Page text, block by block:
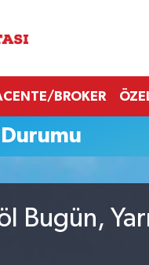
BROKER
Bugün,